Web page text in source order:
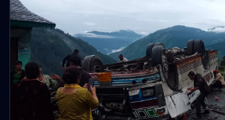
अवॉर्ड 2026” के
विजेता
April 12, 2026 • 1 min read